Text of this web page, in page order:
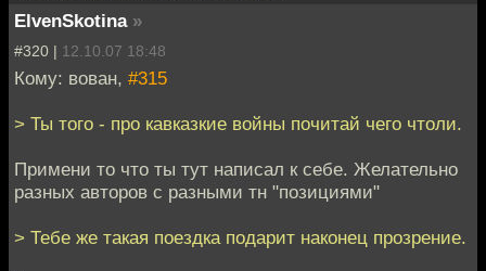
ElvenSkotina »
#320 | 12.10.07 18:48
Кому: вован, #315
> Ты того - про кавказкие войны почитай чего чтоли.
Примени то что ты тут написал к себе. Желательно
разных авторов с разными тн "позициями"
> Тебе же такая поездка подарит наконец прозрение.